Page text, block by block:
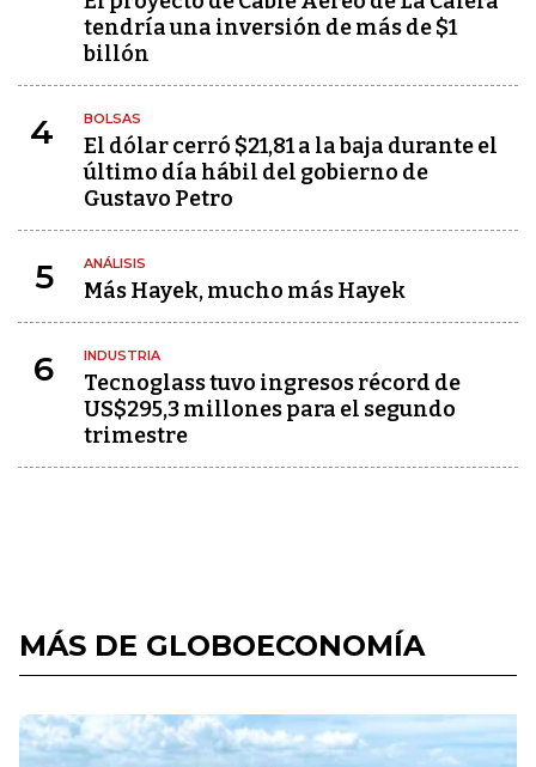
tendría una inversión de más de $1
billón
4 BOLSAS
El dólar cerró $21,81 a la baja durante el
último día hábil del gobierno de
Gustavo Petro
5 ANÁLISIS
Más Hayek, mucho más Hayek
6 INDUSTRIA
Tecnoglass tuvo ingresos récord de
US$295,3 millones para el segundo
trimestre
MÁS DE GLOBOECONOMÍA